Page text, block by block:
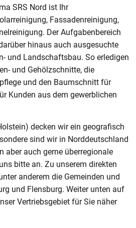
SRS Nord ist Ihr
Fassadenreinigung,
Der Aufgabenbereich
hinaus auch ausgesuchte
und Landschaftsbau. So erledigen
und Gehölzschnitte, die
und den Baumschnitt für
Kunden aus dem gewerblichen
decken wir ein geografisch
sind wir in Norddeutschland
aber auch gerne überregionale
bitte an. Zu unserem direkten
anderem die Gemeinden und
und Flensburg. Weiter unten auf
Vertriebsgebiet für Sie näher